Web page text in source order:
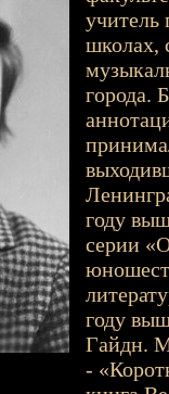
учитель
школах,
города.
году
серии
году
Гайдн.
-